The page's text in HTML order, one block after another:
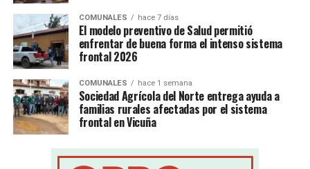
COMUNALES hace 7 días
El modelo preventivo de Salud permitió
enfrentar de buena forma el intenso sistema
frontal 2026
COMUNALES hace 1 semana
Sociedad Agrícola del Norte entrega ayuda a
familias rurales afectadas por el sistema
frontal en Vicuña